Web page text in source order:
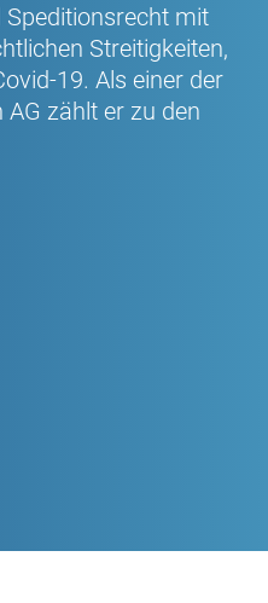
mit
Streitigkeiten,
19. Als einer der
zählt er zu den